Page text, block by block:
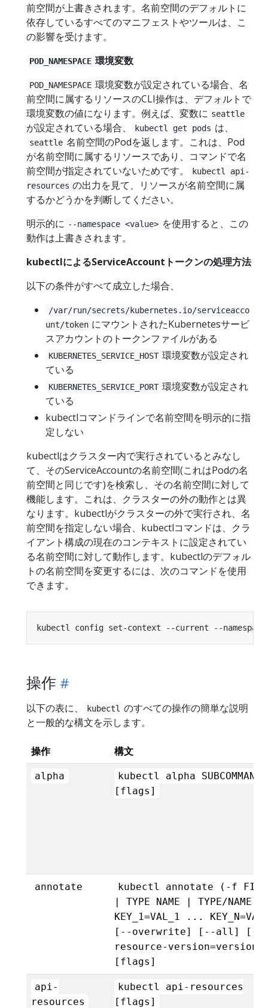
前空間が上書きされます。名前空間のデフォルトに
依存しているすべてのマニフェストやツールは、こ
の影響を受けます。
POD_NAMESPACE 環境変数
POD_NAMESPACE 環境変数が設定されている場合、名
前空間に属するリソースのCLI操作は、デフォルトで
環境変数の値になります。例えば、変数に seattle
が設定されている場合、 kubectl get pods は、
seattle 名前空間のPodを返します。これは、Pod
が名前空間に属するリソースであり、コマンドで名
前空間が指定されていないためです。
kubectl api-
resources の出力を見て、リソースが名前空間に属
するかどうかを判断してください。
明示的に --namespace <value> を使用すると、この
動作は上書きされます。
kubectlによるServiceAccountトークンの処理方法
以下の条件がすべて成立した場合、
/var/run/secrets/kubernetes.io/serviceacco
unt/token にマウントされたKubernetesサービ
スアカウントのトークンファイルがある
KUBERNETES_SERVICE_HOST 環境変数が設定され
ている
KUBERNETES_SERVICE_PORT 環境変数が設定され
ている
kubectlコマンドラインで名前空間を明示的に指
定しない
kubectlはクラスター内で実行されているとみなし
て、そのServiceAccountの名前空間(これはPodの名
前空間と同じです)を検索し、その名前空間に対して
機能します。これは、クラスターの外の動作とは異
なります。kubectlがクラスターの外で実行され、名
前空間を指定しない場合、kubectlコマンドは、クラ
イアント構成の現在のコンテキストに設定されてい
る名前空間に対して動作します。kubectlのデフォル
トの名前空間を変更するには、次のコマンドを使用
できます。
kubectl config set-context --current --namespace
操作
以下の表に、 kubectl のすべての操作の簡単な説明
と一般的な構文を示します。
操作 構文
alpha
kubectl alpha SUBCOMMAND
[flags]
annotate
kubectl annotate (-f
| TYPE NAME | TYPE/NAME)
KEY_1=VAL_1 ...
[--overwrite] [--all] [--
resource-version=version]
[flags]
api-
resources
kubectl api-resources
[flags]